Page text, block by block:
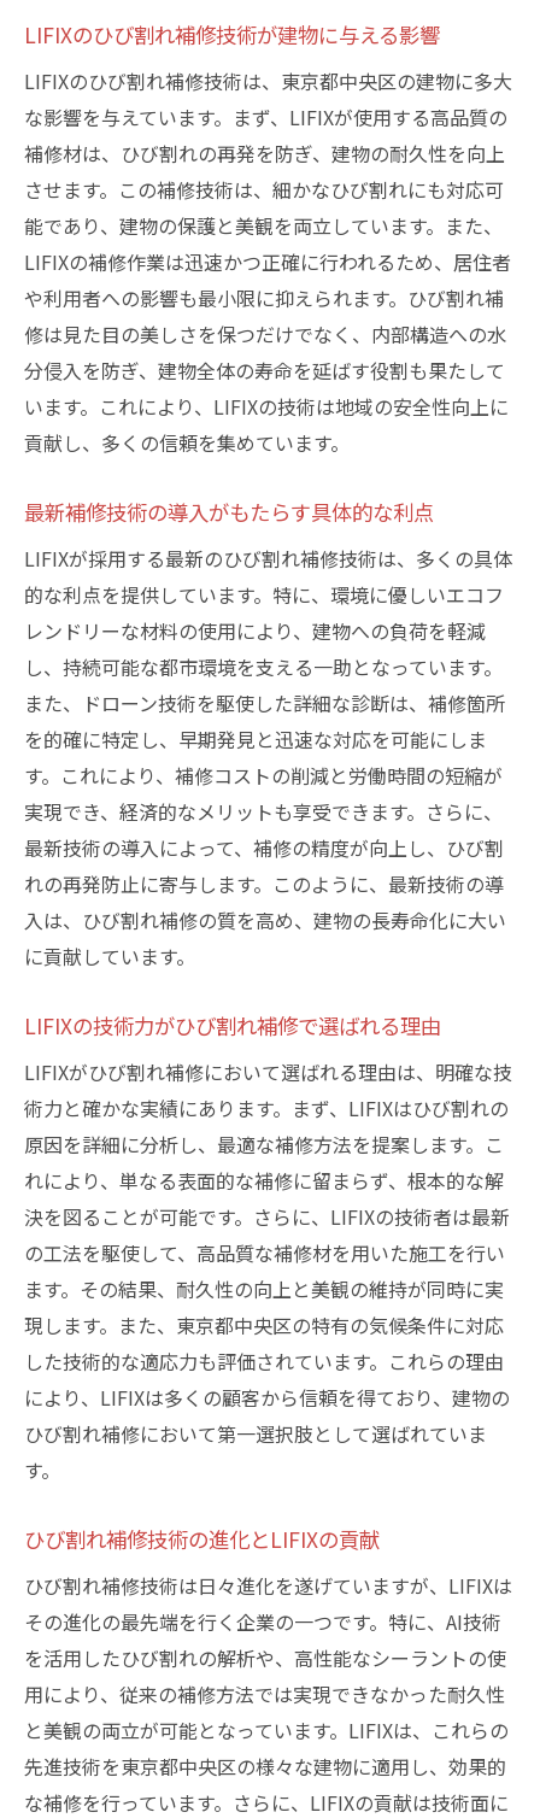
LIFIXのひび割れ補修技術が建物に与える影響
LIFIXのひび割れ補修技術は、東京都中央区の建物に多大
な影響を与えています。まず、LIFIXが使用する高品質の
補修材は、ひび割れの再発を防ぎ、建物の耐久性を向上
させます。この補修技術は、細かなひび割れにも対応可
能であり、建物の保護と美観を両立しています。また、
LIFIXの補修作業は迅速かつ正確に行われるため、居住者
や利用者への影響も最小限に抑えられます。ひび割れ補
修は見た目の美しさを保つだけでなく、内部構造への水
分侵入を防ぎ、建物全体の寿命を延ばす役割も果たして
います。これにより、LIFIXの技術は地域の安全性向上に
貢献し、多くの信頼を集めています。
最新補修技術の導入がもたらす具体的な利点
LIFIXが採用する最新のひび割れ補修技術は、多くの具体
的な利点を提供しています。特に、環境に優しいエコフ
レンドリーな材料の使用により、建物への負荷を軽減
し、持続可能な都市環境を支える一助となっています。
また、ドローン技術を駆使した詳細な診断は、補修箇所
を的確に特定し、早期発見と迅速な対応を可能にしま
す。これにより、補修コストの削減と労働時間の短縮が
実現でき、経済的なメリットも享受できます。さらに、
最新技術の導入によって、補修の精度が向上し、ひび割
れの再発防止に寄与します。このように、最新技術の導
入は、ひび割れ補修の質を高め、建物の長寿命化に大い
に貢献しています。
LIFIXの技術力がひび割れ補修で選ばれる理由
LIFIXがひび割れ補修において選ばれる理由は、明確な技
術力と確かな実績にあります。まず、LIFIXはひび割れの
原因を詳細に分析し、最適な補修方法を提案します。こ
れにより、単なる表面的な補修に留まらず、根本的な解
決を図ることが可能です。さらに、LIFIXの技術者は最新
の工法を駆使して、高品質な補修材を用いた施工を行い
ます。その結果、耐久性の向上と美観の維持が同時に実
現します。また、東京都中央区の特有の気候条件に対応
した技術的な適応力も評価されています。これらの理由
により、LIFIXは多くの顧客から信頼を得ており、建物の
ひび割れ補修において第一選択肢として選ばれていま
す。
ひび割れ補修技術の進化とLIFIXの貢献
ひび割れ補修技術は日々進化を遂げていますが、LIFIXは
その進化の最先端を行く企業の一つです。特に、AI技術
を活用したひび割れの解析や、高性能なシーラントの使
用により、従来の補修方法では実現できなかった耐久性
と美観の両立が可能となっています。LIFIXは、これらの
先進技術を東京都中央区の様々な建物に適用し、効果的
な補修を行っています。さらに、LIFIXの貢献は技術面に